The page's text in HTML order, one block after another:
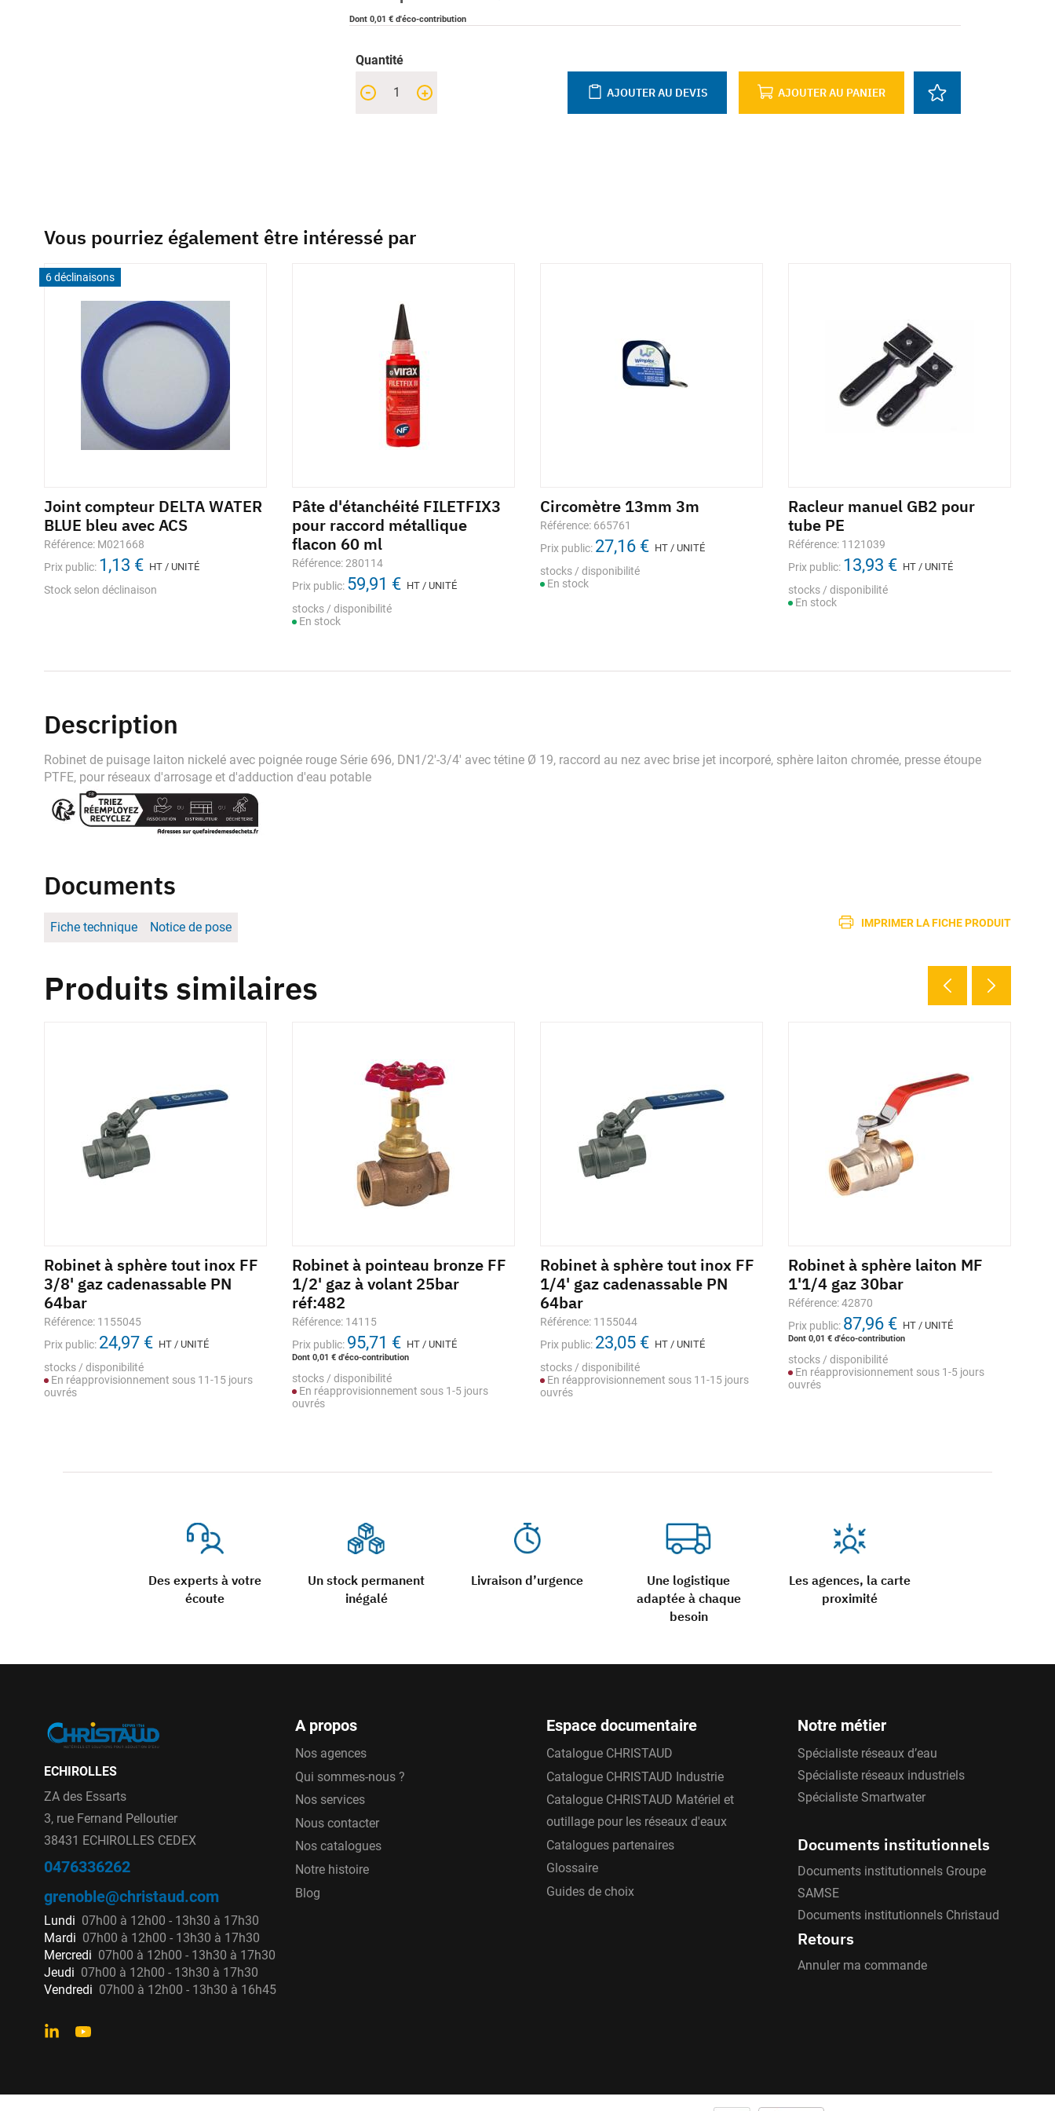
Dont 0,01 € d'éco-contribution
Quantité
+
- AJOUTER AU PANIER
AJOUTER AU DEVIS
Vous pourriez également être intéressé par
6 déclinaisons
Joint compteur DELTA WATER
BLUE bleu avec ACS
Référence: M021668
Prix public: 1,13 € HT / UNITÉ
Stock selon déclinaison
Pâte d'étanchéité FILETFIX3
pour raccord métallique
flacon 60 ml
Référence: 280114
Prix public: 59,91 € HT / UNITÉ
stocks / disponibilité
En stock
Circomètre 13mm 3m
Référence: 665761
Prix public: 27,16 € HT / UNITÉ
stocks / disponibilité
En stock
Racleur manuel GB2 pour
tube PE
Référence: 1121039
Prix public: 13,93 € HT / UNITÉ
stocks / disponibilité
En stock
Description
Robinet de puisage laiton nickelé avec poignée rouge Série 696, DN1/2'-3/4' avec tétine Ø 19, raccord au nez avec brise jet incorporé, sphère laiton chromée, presse étoupe
PTFE, pour réseaux d'arrosage et d'adduction d'eau potable
Documents
Fiche technique Notice de pose IMPRIMER LA FICHE PRODUIT
Des experts à votre
écoute
Un stock permanent
inégalé
Livraison d’urgence
Une logistique
adaptée à chaque
besoin
Les agences, la carte
proximité
Produits similaires
Robinet à sphère tout inox FF
3/8' gaz cadenassable PN
64bar
Référence: 1155045
Prix public: 24,97 € HT / UNITÉ
stocks / disponibilité
En réapprovisionnement sous 11-15 jours
ouvrés
Robinet à pointeau bronze FF
1/2' gaz à volant 25bar
réf:482
Référence: 14115
Prix public: 95,71 € HT / UNITÉ
Dont 0,01 € d'éco-contribution
stocks / disponibilité
En réapprovisionnement sous 1-5 jours
ouvrés
Robinet à sphère tout inox FF
1/4' gaz cadenassable PN
64bar
Référence: 1155044
Prix public: 23,05 € HT / UNITÉ
stocks / disponibilité
En réapprovisionnement sous 11-15 jours
ouvrés
Robinet à sphère laiton MF
1'1/4 gaz 30bar
Référence: 42870
Prix public: 87,96 € HT / UNITÉ
Dont 0,01 € d'éco-contribution
stocks / disponibilité
En réapprovisionnement sous 1-5 jours
ouvrés
ECHIROLLES
ZA des Essarts
3, rue Fernand Pelloutier
38431 ECHIROLLES CEDEX
0476336262
grenoble@christaud.com
Lundi 07h00 à 12h00 - 13h30 à 17h30
Mardi 07h00 à 12h00 - 13h30 à 17h30
Mercredi 07h00 à 12h00 - 13h30 à 17h30
Jeudi 07h00 à 12h00 - 13h30 à 17h30
Vendredi 07h00 à 12h00 - 13h30 à 16h45
A propos
Nos agences
Qui sommes-nous ?
Nos services
Nous contacter
Nos catalogues
Notre histoire
Blog
Espace documentaire
Catalogue CHRISTAUD
Catalogue CHRISTAUD Industrie
Catalogue CHRISTAUD Matériel et
outillage pour les réseaux d'eaux
Catalogues partenaires
Glossaire
Guides de choix
Notre métier
Spécialiste réseaux d’eau
Spécialiste réseaux industriels
Spécialiste Smartwater
Documents institutionnels
Documents institutionnels Groupe
SAMSE
Documents institutionnels Christaud
Retours
Annuler ma commande